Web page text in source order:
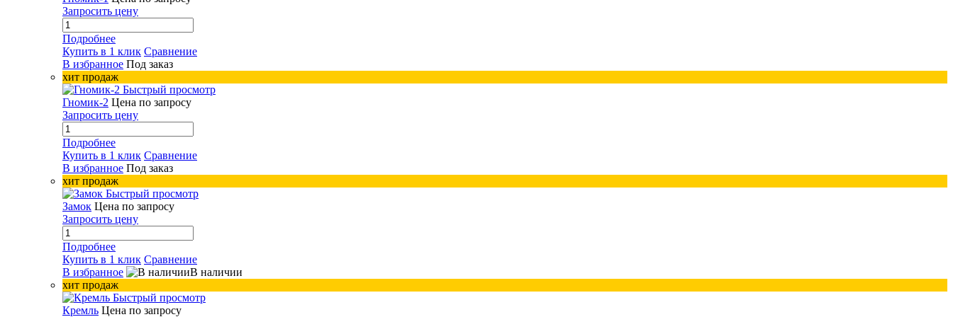
Запросить цену
Подробнее
Купить в 1 клик Сравнение
В избранное Под заказ
хит продаж
Быстрый просмотр
Гномик-2 Цена по запросу
Запросить цену
Подробнее
Купить в 1 клик Сравнение
В избранное Под заказ
хит продаж
Быстрый просмотр
Замок Цена по запросу
Запросить цену
Подробнее
Купить в 1 клик Сравнение
В избранное
В наличии
хит продаж
Быстрый просмотр
Кремль Цена по запросу